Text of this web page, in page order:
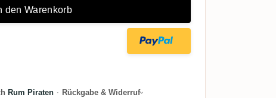
den Warenkorb
Rum Piraten · Rückgabe & Widerruf